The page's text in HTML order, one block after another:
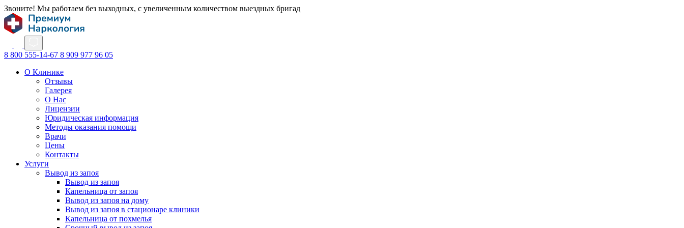
Звоните! Мы работаем без выходных, с увеличенным количеством выездных бригад
8 800 555-14-67 8 909 977 96 05
О Клинике
Отзывы
Галерея
О Нас
Лицензии
Юридическая информация
Методы оказания помощи
Врачи
Цены
Контакты
Услуги
Вывод из запоя
Вывод из запоя
Капельница от запоя
Вывод из запоя на дому
Вывод из запоя в стационаре клиники
Капельница от похмелья